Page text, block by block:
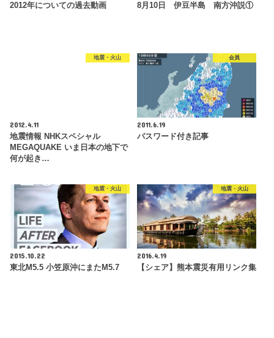
2012年についての過去動画
8月10日 伊豆半島 南方沖説①
地震・火山
2012.4.11
地震情報 NHKスペシャル
MEGAQUAKE いま日本の地下で
何が起き…
会員
2011.6.19
パスワード付き記事
地震・火山
2015.10.22
東北M5.5 小笠原沖にまたM5.7
地震・火山
2016.4.19
【シェア】熊本震災有用リンク集